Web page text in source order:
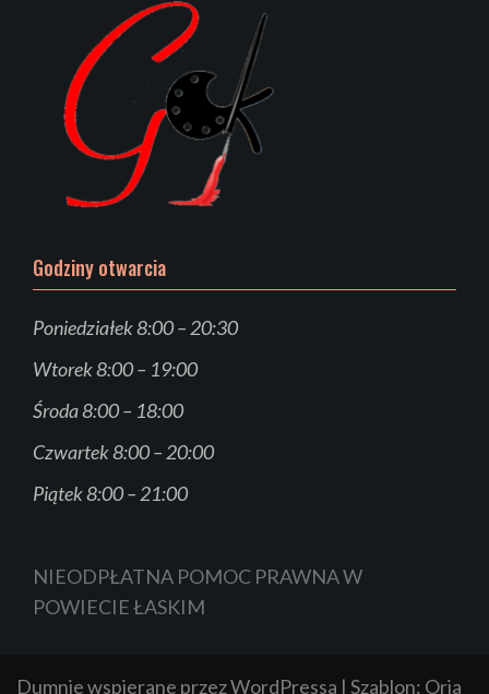
Godziny otwarcia
Poniedziałek 8:00 – 20:30
Wtorek 8:00 – 19:00
Środa 8:00 – 18:00
Czwartek 8:00 – 20:00
Piątek 8:00 – 21:00
NIEODPŁATNA POMOC PRAWNA W
POWIECIE ŁASKIM
Dumnie wspierane przez WordPressa | Szablon: Oria